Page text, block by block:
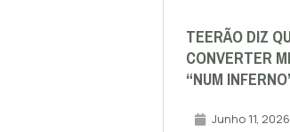
TEERÃO DIZ
CONVERTER
“NUM
Junho 11, 2026